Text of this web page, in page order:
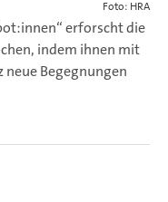
Foto: HRA
erforscht die
indem ihnen mit
neue Begegnungen